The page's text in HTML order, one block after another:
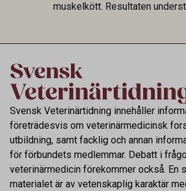
muskelkött. Resultaten
Svensk Veterinärtidning innehåller
företrädesvis om veterinärmedicinsk
utbildning, samt facklig och annan
för förbundets medlemmar. Debatt i
veterinärmedicin förekommer också. En
materialet är av vetenskaplig karaktär